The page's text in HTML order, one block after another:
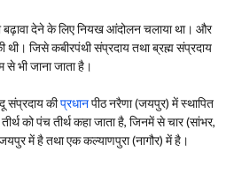
बढ़ावा देने के लिए नियख आंदोलन चलाया था। और
थी। जिसे कबीरपंथी संप्रदाय तथा ब्रह्म संप्रदाय
से भी जाना जाता है।
संप्रदाय कीप्रधानपीठ नरैणा (जयपुर) में स्थापित
को पंच तीर्थ कहा जाता है, जिनमें से चार (सांभर,
में है तथा एक कल्याणपुरा (नागौर) में है।